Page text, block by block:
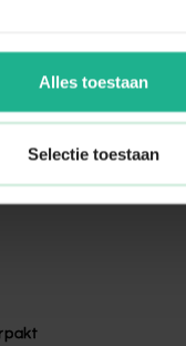
Alles toestaan
Selectie toestaan